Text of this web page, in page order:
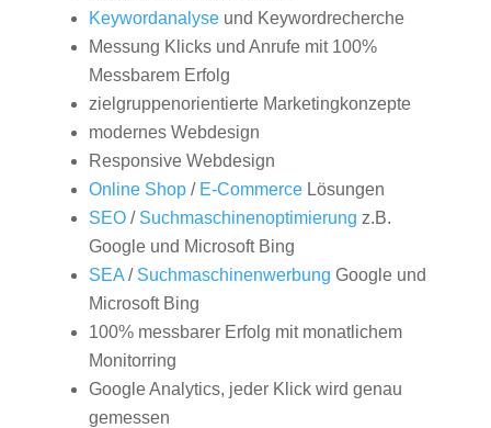
Keywordanalyseund Keywordrecherche
Messung Klicks und Anrufe mit 100%
Messbarem Erfolg
zielgruppenorientierte Marketingkonzepte
modernes Webdesign
Responsive Webdesign
Online Shop/ E-CommerceLösungen
SEO/ Suchmaschinenoptimierung z.B.
Google und Microsoft Bing
SEA/ Suchmaschinenwerbung Google und
Microsoft Bing
100% messbarer Erfolg mit monatlichem
Monitorring
Google Analytics, jeder Klick wird genau
gemessen